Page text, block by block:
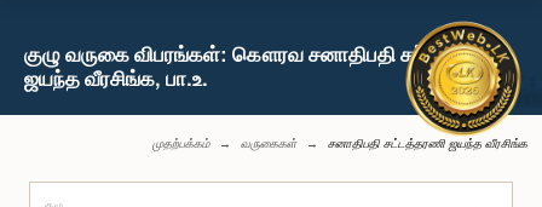
குழு வருகை விபரங்கள்: கௌரவ சனாதிபதி சட்டத்தரணி
ஜயந்த வீரசிங்க, பா.உ.
முதற்பக்கம் வருகைகள் சனாதிபதி சட்டத்தரணி ஜயந்த வீரசிங்க